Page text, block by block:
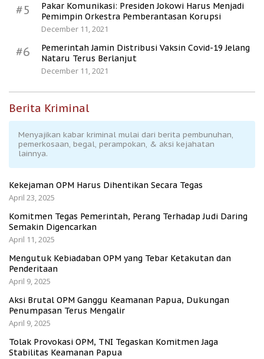
#5
Pakar Komunikasi: Presiden Jokowi Harus Menjadi
Pemimpin Orkestra Pemberantasan Korupsi
December 11, 2021
#6
Pemerintah Jamin Distribusi Vaksin Covid-19 Jelang
Nataru Terus Berlanjut
December 11, 2021
Berita Kriminal
Menyajikan kabar kriminal mulai dari berita pembunuhan,
pemerkosaan, begal, perampokan, & aksi kejahatan
lainnya.
Kekejaman OPM Harus Dihentikan Secara Tegas
April 23, 2025
Komitmen Tegas Pemerintah, Perang Terhadap Judi Daring
Semakin Digencarkan
April 11, 2025
Mengutuk Kebiadaban OPM yang Tebar Ketakutan dan
Penderitaan
April 9, 2025
Aksi Brutal OPM Ganggu Keamanan Papua, Dukungan
Penumpasan Terus Mengalir
April 9, 2025
Tolak Provokasi OPM, TNI Tegaskan Komitmen Jaga
Stabilitas Keamanan Papua